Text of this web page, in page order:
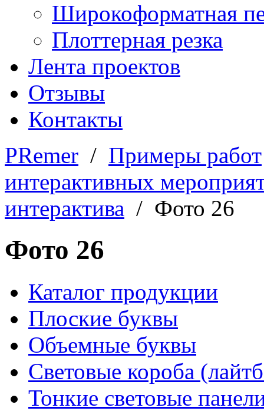
Широкоформатная
Плоттерная резка
Лента проектов
Отзывы
Контакты
PRemer / Примеры работ
интерактивных
интерактива / Фото 26
Фото 26
Каталог продукции
Плоские буквы
Объемные буквы
Световые короба
Тонкие световые